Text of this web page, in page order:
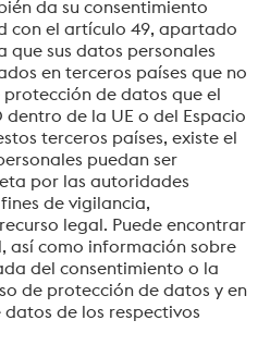
ocasionalmente información,
relevantes.
la verificación
Friendly Captcha ⇗